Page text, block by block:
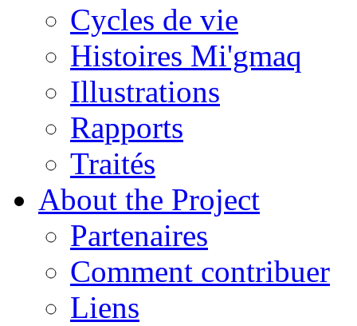
Cycles de vie
Histoires Mi'gmaq
Illustrations
Rapports
Traités
About the Project
Partenaires
Comment contribuer
Liens